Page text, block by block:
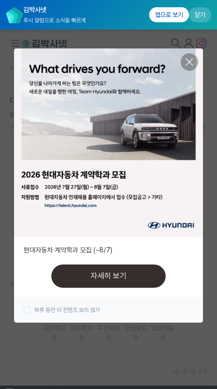
김박사넷
푸시 알림으로 소식을 빠르게
앱으로 보기 닫기
대학원생 모집
연구실&오픈랩
커뮤니티 홈
전체글보기
베스트 게시판
미국 유학 게시판
미국 대학원 합격 후기 게시판
대학원 합격 후기 게시판
커뮤니티 홈 자유 게시판(아무개랩)
대학원 진입 자체 고민
답답한 닐스 보어
1552
ㅇ
현대자동차 계약학과 모집 (~8/7)
자세히 보기
하루 동안 이 컨텐츠 보지 않기